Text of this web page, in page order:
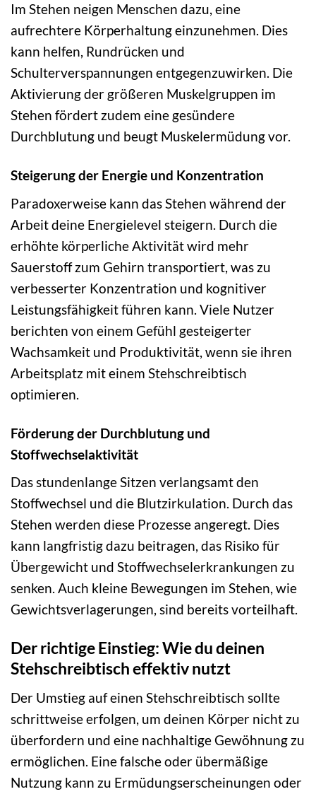
Im Stehen neigen Menschen dazu, eine
aufrechtere Körperhaltung einzunehmen. Dies
kann helfen, Rundrücken und
Schulterverspannungen entgegenzuwirken. Die
Aktivierung der größeren Muskelgruppen im
Stehen fördert zudem eine gesündere
Durchblutung und beugt Muskelermüdung vor.
Steigerung der Energie und Konzentration
Paradoxerweise kann das Stehen während der
Arbeit deine Energielevel steigern. Durch die
erhöhte körperliche Aktivität wird mehr
Sauerstoff zum Gehirn transportiert, was zu
verbesserter Konzentration und kognitiver
Leistungsfähigkeit führen kann. Viele Nutzer
berichten von einem Gefühl gesteigerter
Wachsamkeit und Produktivität, wenn sie ihren
Arbeitsplatz mit einem Stehschreibtisch
optimieren.
Förderung der Durchblutung und
Stoffwechselaktivität
Das stundenlange Sitzen verlangsamt den
Stoffwechsel und die Blutzirkulation. Durch das
Stehen werden diese Prozesse angeregt. Dies
kann langfristig dazu beitragen, das Risiko für
Übergewicht und Stoffwechselerkrankungen zu
senken. Auch kleine Bewegungen im Stehen, wie
Gewichtsverlagerungen, sind bereits vorteilhaft.
Der richtige Einstieg: Wie du deinen
Stehschreibtisch effektiv nutzt
Der Umstieg auf einen Stehschreibtisch sollte
schrittweise erfolgen, um deinen Körper nicht zu
überfordern und eine nachhaltige Gewöhnung zu
ermöglichen. Eine falsche oder übermäßige
Nutzung kann zu Ermüdungserscheinungen oder